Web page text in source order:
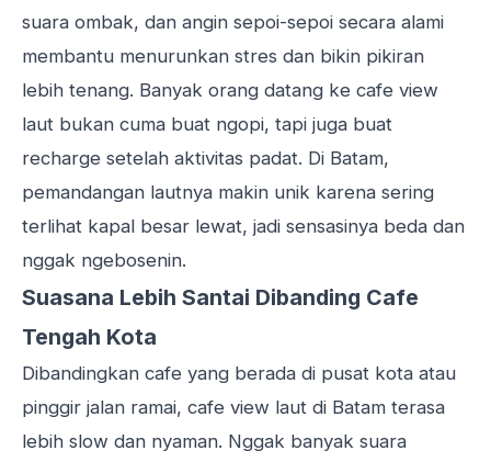
suara ombak, dan angin sepoi-sepoi secara alami
membantu menurunkan stres dan bikin pikiran
lebih tenang. Banyak orang datang ke cafe view
laut bukan cuma buat ngopi, tapi juga buat
recharge setelah aktivitas padat. Di Batam,
pemandangan lautnya makin unik karena sering
terlihat kapal besar lewat, jadi sensasinya beda dan
nggak ngebosenin.
Suasana Lebih Santai Dibanding Cafe
Tengah Kota
Dibandingkan cafe yang berada di pusat kota atau
pinggir jalan ramai, cafe view laut di Batam terasa
lebih slow dan nyaman. Nggak banyak suara